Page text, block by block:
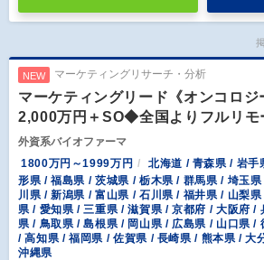
NEW マーケティングリサーチ・分析
マーケティングリード《オンコロ
2,000万円＋SO◆全国よりフルリモ
外資系バイオファーマ
1800万円～1999万円
北海道 / 青森県 / 岩手
形県 / 福島県 / 茨城県 / 栃木県 / 群馬県 / 埼玉
川県 / 新潟県 / 富山県 / 石川県 / 福井県 / 山梨
県 / 愛知県 / 三重県 / 滋賀県 / 京都府 / 大阪府 /
県 / 鳥取県 / 島根県 / 岡山県 / 広島県 / 山口県 /
/ 高知県 / 福岡県 / 佐賀県 / 長崎県 / 熊本県 / 大
沖縄県